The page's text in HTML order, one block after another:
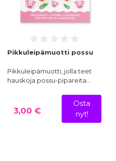
Pikkuleipämuotti possu
Pikkuleipämuotti, jolla teet
hauskoja possu-pipareita…
3,00 €
Osta
nyt!